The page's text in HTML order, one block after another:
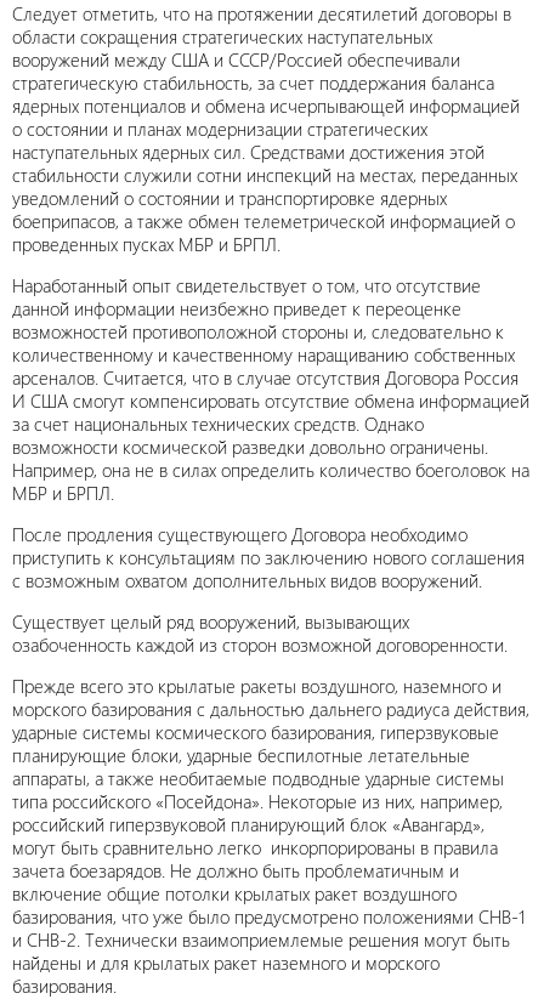
Следует отметить, что на протяжении десятилетий договоры в
области сокращения стратегических наступательных
вооружений между США и СССР/Россией обеспечивали
стратегическую стабильность, за счет поддержания баланса
ядерных потенциалов и обмена исчерпывающей информацией
о состоянии и планах модернизации стратегических
наступательных ядерных сил. Средствами достижения этой
стабильности служили сотни инспекций на местах, переданных
уведомлений о состоянии и транспортировке ядерных
боеприпасов, а также обмен телеметрической информацией о
проведенных пусках МБР и БРПЛ.
Наработанный опыт свидетельствует о том, что отсутствие
данной информации неизбежно приведет к переоценке
возможностей противоположной стороны и, следовательно к
количественному и качественному наращиванию собственных
арсеналов. Считается, что в случае отсутствия Договора Россия
И США смогут компенсировать отсутствие обмена информацией
за счет национальных технических средств. Однако
возможности космической разведки довольно ограничены.
Например, она не в силах определить количество боеголовок на
МБР и БРПЛ.
После продления существующего Договора необходимо
приступить к консультациям по заключению нового соглашения
с возможным охватом дополнительных видов вооружений.
Существует целый ряд вооружений, вызывающих
озабоченность каждой из сторон возможной договоренности.
Прежде всего это крылатые ракеты воздушного, наземного и
морского базирования с дальностью дальнего радиуса действия,
ударные системы космического базирования, гиперзвуковые
планирующие блоки, ударные беспилотные летательные
аппараты, а также необитаемые подводные ударные системы
типа российского «Посейдона». Некоторые из них, например,
российский гиперзвуковой планирующий блок «Авангард»,
могут быть сравнительно легко инкорпорированы в правила
зачета боезарядов. Не должно быть проблематичным и
включение общие потолки крылатых ракет воздушного
базирования, что уже было предусмотрено положениями СНВ-1
и СНВ-2. Технически взаимоприемлемые решения могут быть
найдены и для крылатых ракет наземного и морского
базирования.